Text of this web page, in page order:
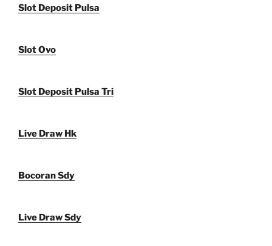
Slot Deposit Pulsa
Slot Ovo
Slot Deposit Pulsa Tri
Live Draw Hk
Bocoran Sdy
Live Draw Sdy